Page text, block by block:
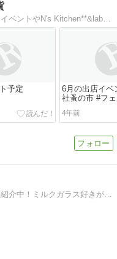
国内外の古道具を販売しています。イベントやN's Kitchen**&laboにて古道具や雑貨を販売しています。
予定
6月の出店イベ
社蚤の市 #フ
ス #蚤の市 #
平安蚤の市
4年前
アメリカで集めたコレクティブルを紹介中！ミルクガラス好きが高じてWEBショップ始めました。